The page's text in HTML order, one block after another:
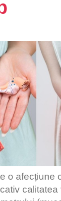
o afecțiune
calitatea